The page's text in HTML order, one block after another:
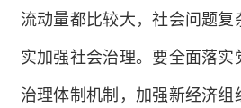
流动量都比较大，社会问题
实加强社会治理。要全面落
治理体制机制，加强新经济